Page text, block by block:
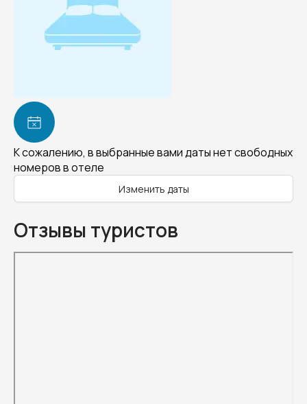
К сожалению, в выбранные вами даты нет свободных
номеров в отеле
Изменить даты
Отзывы туристов